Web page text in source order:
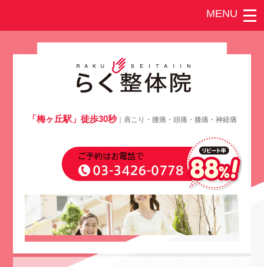
「梅ヶ丘駅」徒歩30秒｜肩こり・腰痛・頭痛・膝痛・神経痛